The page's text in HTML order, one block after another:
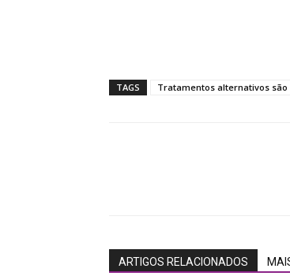
TAGS Tratamentos alternativos
ARTIGOS RELACIONADOS